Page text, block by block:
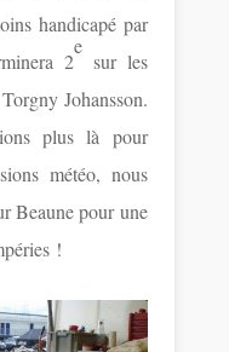
handicapé par
2
e
sur les
Johansson.
plus là pour
météo, nous
Beaune pour une
!